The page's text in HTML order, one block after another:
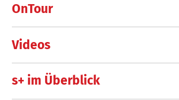
OnTour
Videos
s+ im Überblick